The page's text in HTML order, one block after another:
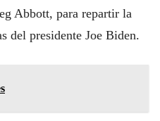
Abbott, para repartir la
del presidente Joe Biden.